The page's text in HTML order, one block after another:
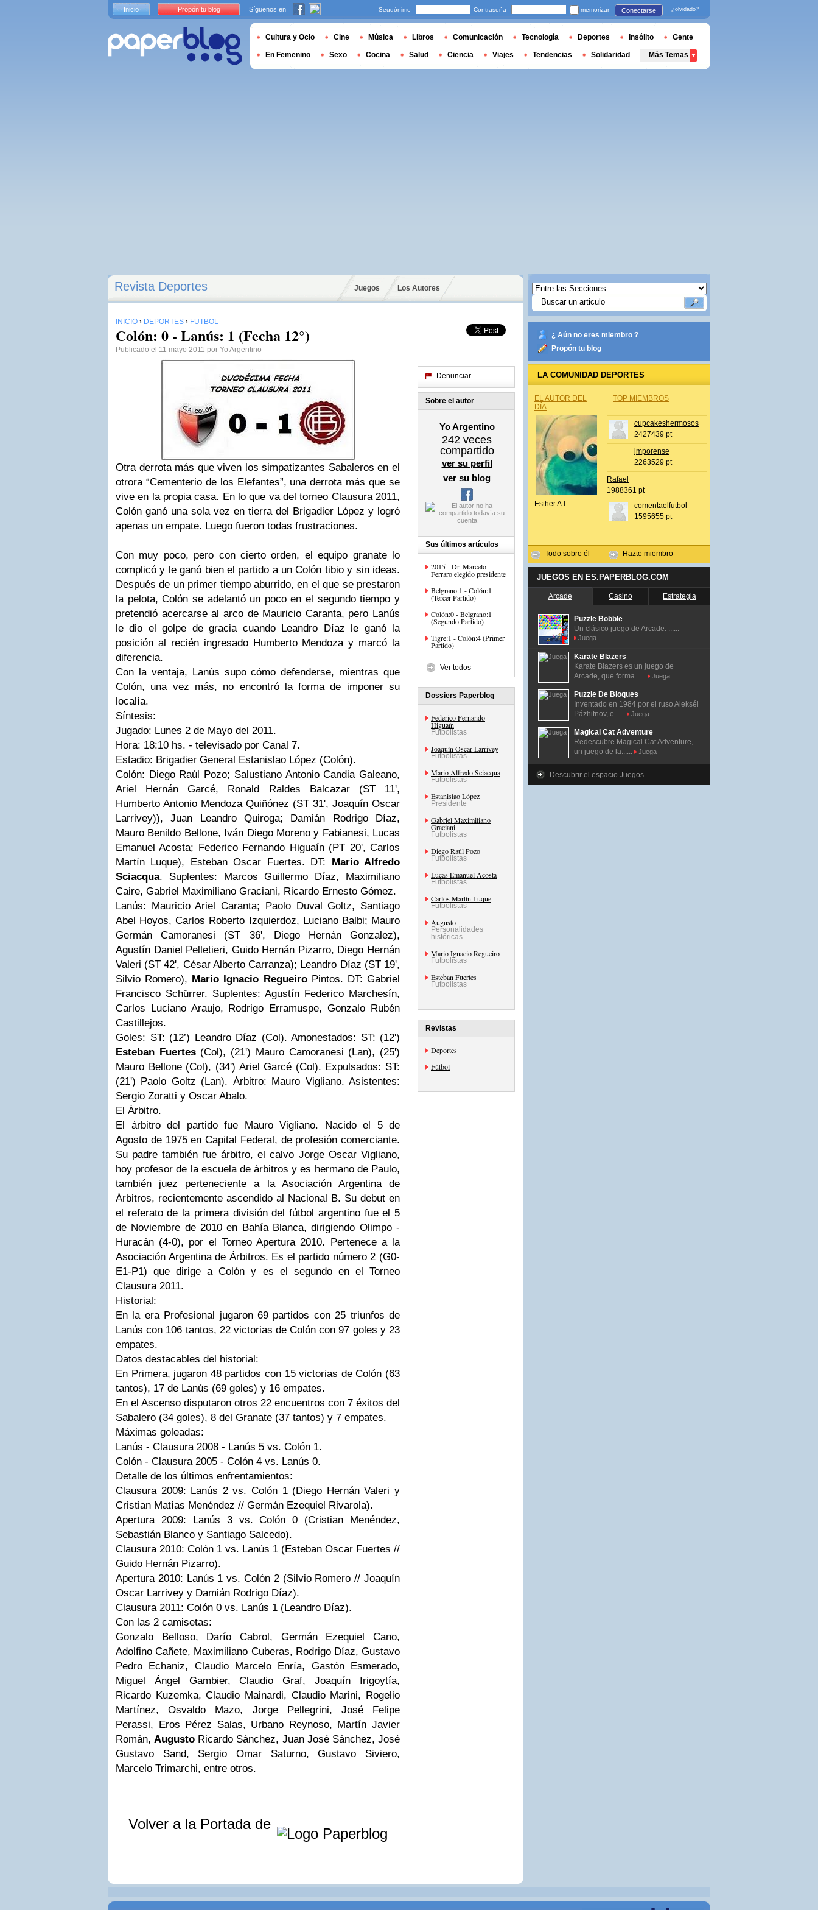
Revista Deportes Juegos Los Autores
INICIO › DEPORTES › FÚTBOL
Colón: 0 - Lanús: 1 (Fecha 12°)
Publicado el 11 mayo 2011 por Yo Argentino
Otra derrota más que viven los simpatizantes Sabaleros en el
otrora “Cementerio de los Elefantes”, una derrota más que se
vive en la propia casa. En lo que va del torneo Clausura 2011,
Colón ganó una sola vez en tierra del Brigadier López y logró
apenas un empate. Luego fueron todas frustraciones.
Con muy poco, pero con cierto orden, el equipo granate lo
complicó y le ganó bien el partido a un Colón tibio y sin ideas.
Después de un primer tiempo aburrido, en el que se prestaron
la pelota, Colón se adelantó un poco en el segundo tiempo y
pretendió acercarse al arco de Mauricio Caranta, pero Lanús
le dio el golpe de gracia cuando Leandro Díaz le ganó la
posición al recién ingresado Humberto Mendoza y marcó la
diferencia.
Con la ventaja, Lanús supo cómo defenderse, mientras que
Colón, una vez más, no encontró la forma de imponer su
localía.
Síntesis:
Jugado: Lunes 2 de Mayo del 2011.
Hora: 18:10 hs. - televisado por Canal 7.
Estadio: Brigadier General Estanislao López (Colón).
Colón: Diego Raúl Pozo; Salustiano Antonio Candia Galeano,
Ariel Hernán Garcé, Ronald Raldes Balcazar (ST 11',
Humberto Antonio Mendoza Quiñónez (ST 31', Joaquín Oscar
Larrivey)), Juan Leandro Quiroga; Damián Rodrigo Díaz,
Mauro Benildo Bellone, Iván Diego Moreno y Fabianesi, Lucas
Emanuel Acosta; Federico Fernando Higuaín (PT 20', Carlos
Martín Luque), Esteban Oscar Fuertes. DT: Mario Alfredo
Sciacqua. Suplentes: Marcos Guillermo Díaz, Maximiliano
Caire, Gabriel Maximiliano Graciani, Ricardo Ernesto Gómez.
Lanús: Mauricio Ariel Caranta; Paolo Duval Goltz, Santiago
Abel Hoyos, Carlos Roberto Izquierdoz, Luciano Balbi; Mauro
Germán Camoranesi (ST 36', Diego Hernán Gonzalez),
Agustín Daniel Pelletieri, Guido Hernán Pizarro, Diego Hernán
Valeri (ST 42', César Alberto Carranza); Leandro Díaz (ST 19',
Silvio Romero), Mario Ignacio RegueiroPintos. DT: Gabriel
Francisco Schürrer. Suplentes: Agustín Federico Marchesín,
Carlos Luciano Araujo, Rodrigo Erramuspe, Gonzalo Rubén
Castillejos.
Goles: ST: (12’) Leandro Díaz (Col). Amonestados: ST: (12')
Esteban Fuertes(Col), (21') Mauro Camoranesi (Lan), (25')
Mauro Bellone (Col), (34') Ariel Garcé (Col). Expulsados: ST:
(21') Paolo Goltz (Lan). Árbitro: Mauro Vigliano. Asistentes:
Sergio Zoratti y Oscar Abalo.
El Árbitro.
El árbitro del partido fue Mauro Vigliano. Nacido el 5 de
Agosto de 1975 en Capital Federal, de profesión comerciante.
Su padre también fue árbitro, el calvo Jorge Oscar Vigliano,
hoy profesor de la escuela de árbitros y es hermano de Paulo,
también juez perteneciente a la Asociación Argentina de
Árbitros, recientemente ascendido al Nacional B. Su debut en
el referato de la primera división del fútbol argentino fue el 5
de Noviembre de 2010 en Bahía Blanca, dirigiendo Olimpo -
Huracán (4-0), por el Torneo Apertura 2010. Pertenece a la
Asociación Argentina de Árbitros. Es el partido número 2 (G0-
E1-P1) que dirige a Colón y es el segundo en el Torneo
Clausura 2011.
Historial:
En la era Profesional jugaron 69 partidos con 25 triunfos de
Lanús con 106 tantos, 22 victorias de Colón con 97 goles y 23
empates.
Datos destacables del historial:
En Primera, jugaron 48 partidos con 15 victorias de Colón (63
tantos), 17 de Lanús (69 goles) y 16 empates.
En el Ascenso disputaron otros 22 encuentros con 7 éxitos del
Sabalero (34 goles), 8 del Granate (37 tantos) y 7 empates.
Máximas goleadas:
Lanús - Clausura 2008 - Lanús 5 vs. Colón 1.
Colón - Clausura 2005 - Colón 4 vs. Lanús 0.
Detalle de los últimos enfrentamientos:
Clausura 2009: Lanús 2 vs. Colón 1 (Diego Hernán Valeri y
Cristian Matías Menéndez // Germán Ezequiel Rivarola).
Apertura 2009: Lanús 3 vs. Colón 0 (Cristian Menéndez,
Sebastián Blanco y Santiago Salcedo).
Clausura 2010: Colón 1 vs. Lanús 1 (Esteban Oscar Fuertes //
Guido Hernán Pizarro).
Apertura 2010: Lanús 1 vs. Colón 2 (Silvio Romero // Joaquín
Oscar Larrivey y Damián Rodrigo Díaz).
Clausura 2011: Colón 0 vs. Lanús 1 (Leandro Díaz).
Con las 2 camisetas:
Gonzalo Belloso, Darío Cabrol, Germán Ezequiel Cano,
Adolfino Cañete, Maximiliano Cuberas, Rodrigo Díaz, Gustavo
Pedro Echaniz, Claudio Marcelo Enría, Gastón Esmerado,
Miguel Ángel Gambier, Claudio Graf, Joaquín Irigoytía,
Ricardo Kuzemka, Claudio Mainardi, Claudio Marini, Rogelio
Martínez, Osvaldo Mazo, Jorge Pellegrini, José Felipe
Perassi, Eros Pérez Salas, Urbano Reynoso, Martín Javier
Román,Augusto Ricardo Sánchez, Juan José Sánchez, José
Gustavo Sand, Sergio Omar Saturno, Gustavo Siviero,
Marcelo Trimarchi, entre otros.
Volver a la Portada de
Denunciar
Sobre el autor
Yo Argentino
242 veces
compartido
ver su perfil
ver su blog
Sus últimos artículos
2015 - Dr. Marcelo
Ferraro elegido presidente
Belgrano:1 - Colón:1
(Tercer Partido)
Colón:0 - Belgrano:1
(Segundo Partido)
Tigre:1 - Colón:4 (Primer
Partido)
Ver todos
Dossiers Paperblog
Federico Fernando
Higuaín
Futbolistas
Joaquín Oscar Larrivey
Futbolistas
Mario Alfredo Sciacqua
Futbolistas
Estanislao López
Presidente
Gabriel Maximiliano
Graciani
Futbolistas
Diego Raúl Pozo
Futbolistas
Lucas Emanuel Acosta
Futbolistas
Carlos Martín Luque
Futbolistas
Augusto
Personalidades
históricas
Mario Ignacio Regueiro
Futbolistas
Esteban Fuertes
Futbolistas
Revistas
Deportes
Fútbol
¿ Aún no eres miembro ?
Propón tu blog
LA COMUNIDAD DEPORTES
EL AUTOR DEL
DÍA
Esther A.l.
Todo sobre él
TOP MIEMBROS
cupcakeshermosos
2427439 pt
jmporense
2263529 pt
Rafael
1988361 pt
comentaelfutbol
1595655 pt
Hazte miembro
JUEGOS EN ES.PAPERBLOG.COM
Arcade Casino Estrategia
Puzzle Bobble
Un clásico juego de Arcade. ......
Juega
Karate Blazers
Karate Blazers es un juego de
Arcade, que forma......
Juega
Puzzle De Bloques
Inventado en 1984 por el ruso Alekséi
Pázhitnov, e......
Juega
Magical Cat Adventure
Redescubre Magical Cat Adventure,
un juego de la......
Juega
Descubrir el espacio Juegos
Inicio Propón tu blog Síguenos en Seudónimo Contraseña memorizar Conectarse ¿olvidado?
Cultura y Ocio Cine Música Libros Comunicación Tecnología Deportes Insólito Gente
En Femenino Sexo Cocina Salud Ciencia Viajes Tendencias Solidaridad Más Temas